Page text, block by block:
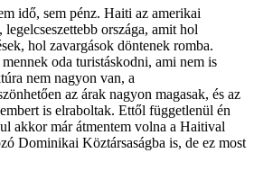
idő, sem pénz. Haiti az amerikai
országa, amit hol
hol zavargások döntenek romba.
oda turistáskodni, ami nem is
nem nagyon van, a
az árak nagyon magasak, és az
is elraboltak. Ettől függetlenül én
akkor már átmentem volna a Haitival
Dominikai Köztársaságba is, de ez most